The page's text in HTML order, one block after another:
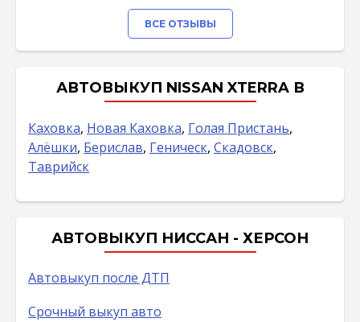
ВСЕ ОТЗЫВЫ
АВТОВЫКУП NISSAN XTERRA В
Каховка, Новая Каховка, Голая Пристань,
Алёшки, Берислав, Геническ, Скадовск,
Таврийск
АВТОВЫКУП НИССАН - ХЕРСОН
Автовыкуп после ДТП
Срочный выкуп авто